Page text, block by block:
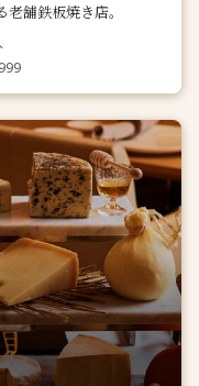
舗鉄板焼き店。